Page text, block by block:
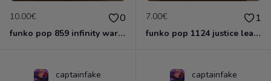
10.00€ 0
funko pop 859 infinity warps
7.00€ 1
funko pop 1124 justice league
captainfake captainfake